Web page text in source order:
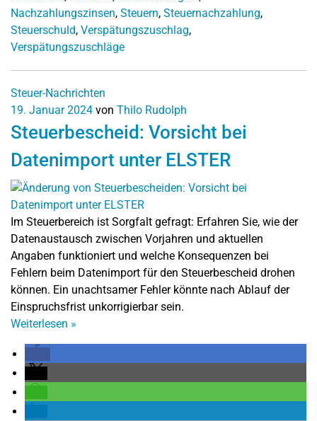
Nachzahlungszinsen, Steuern, Steuernachzahlung,
Steuerschuld, Verspätungszuschlag,
Verspätungszuschläge
Steuer-Nachrichten
19. Januar 2024 von Thilo Rudolph
Steuerbescheid: Vorsicht bei
Datenimport unter ELSTER
Im Steuerbereich ist Sorgfalt gefragt: Erfahren Sie, wie der
Datenaustausch zwischen Vorjahren und aktuellen
Angaben funktioniert und welche Konsequenzen bei
Fehlern beim Datenimport für den Steuerbescheid drohen
können. Ein unachtsamer Fehler könnte nach Ablauf der
Einspruchsfrist unkorrigierbar sein.
Weiterlesen »